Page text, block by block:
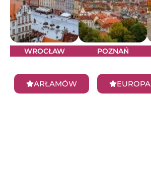
WROCŁAW POZNAŃ
ARŁAMÓW EUROPA